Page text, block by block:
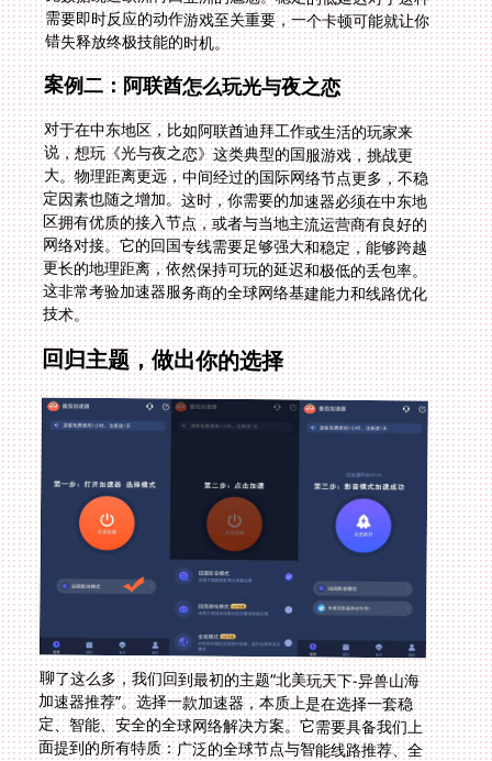
错失释放终极技能的时机。
案例二：阿联酋怎么玩光与夜之恋
对于在中东地区，比如阿联酋迪拜工作或生活的玩家来
说，想玩《光与夜之恋》这类典型的国服游戏，挑战更
大。物理距离更远，中间经过的国际网络节点更多，不稳
定因素也随之增加。这时，你需要的加速器必须在中东地
区拥有优质的接入节点，或者与当地主流运营商有良好的
网络对接。它的回国专线需要足够强大和稳定，能够跨越
更长的地理距离，依然保持可玩的延迟和极低的丢包率。
这非常考验加速器服务商的全球网络基建能力和线路优化
技术。
回归主题，做出你的选择
聊了这么多，我们回到最初的主题“北美玩天下-异兽山海
加速器推荐”。选择一款加速器，本质上是在选择一套稳
定、智能、安全的全球网络解决方案。它需要具备我们上
面提到的所有特质：广泛的全球节点与智能线路推荐、全
平台与多设备无缝支持、稳定无限的流量与独享带宽、牢
靠的数据安全加密、以及随时待命的专业售后团队。无论
你是想流畅征服《异兽山海》中的远古异兽，还是解决在
美国玩漫威：未来之战用什么加速器最好的困惑，亦或是
寻找在阿联酋怎么玩光与夜之恋的最佳路径，这些核心要
素都是你做出判断的基石。希望这份指南能帮助你拨开迷
雾，在海外也能找到那份无延迟、沉浸式的游戏快乐，真